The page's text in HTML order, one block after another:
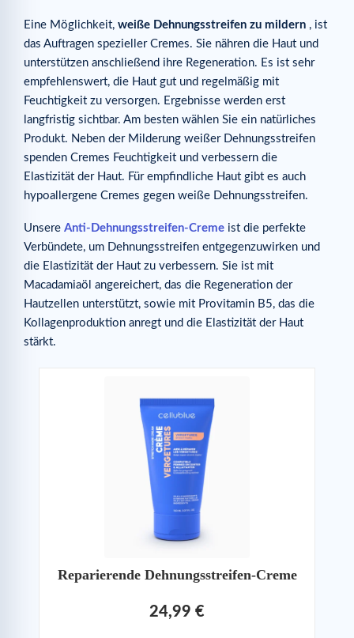
Eine Möglichkeit, weiße Dehnungsstreifen zu mildern , ist
das Auftragen spezieller Cremes. Sie nähren die Haut und
unterstützen anschließend ihre Regeneration. Es ist sehr
empfehlenswert, die Haut gut und regelmäßig mit
Feuchtigkeit zu versorgen. Ergebnisse werden erst
langfristig sichtbar. Am besten wählen Sie ein natürliches
Produkt. Neben der Milderung weißer Dehnungsstreifen
spenden Cremes Feuchtigkeit und verbessern die
Elastizität der Haut. Für empfindliche Haut gibt es auch
hypoallergene Cremes gegen weiße Dehnungsstreifen.
Unsere Anti-Dehnungsstreifen-Creme ist die perfekte
Verbündete, um Dehnungsstreifen entgegenzuwirken und
die Elastizität der Haut zu verbessern. Sie ist mit
Macadamiaöl angereichert, das die Regeneration der
Hautzellen unterstützt, sowie mit Provitamin B5, das die
Kollagenproduktion anregt und die Elastizität der Haut
stärkt.
Reparierende Dehnungsstreifen-Creme
24,99 €